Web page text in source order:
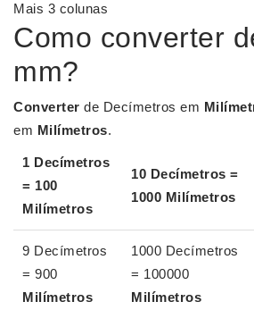
Mais 3 colunas
Como converter
mm?
Converter de Decímetros em
em Milímetros.
1 Decímetros
= 100
Milímetros
10 Decímetros =
1000 Milímetros
9 Decímetros
= 900
Milímetros
1000 Decímetros
= 100000
Milímetros